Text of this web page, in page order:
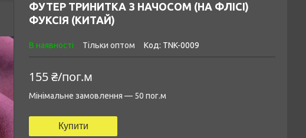
ФУТЕР ТРИНИТКА З НАЧОСОМ (НА ФЛІСІ)
ФУКСІЯ (КИТАЙ)
В наявності Тільки оптом Код: TNK-0009
155 ₴/пог.м
Мінімальне замовлення — 50 пог.м
Купити